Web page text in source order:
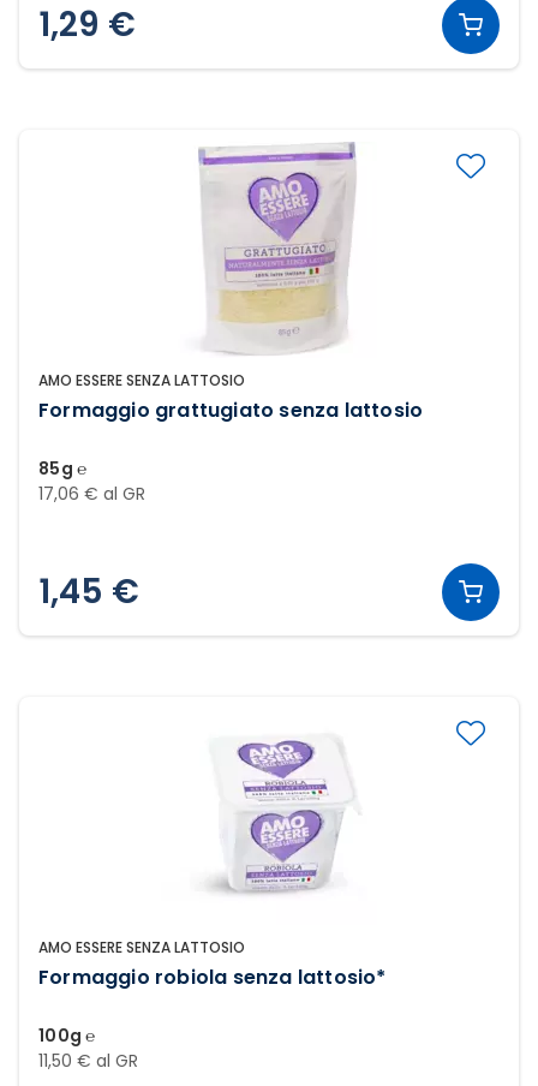
1,29 €
AMO ESSERE SENZA LATTOSIO
Formaggio grattugiato senza lattosio
85g ℮
17,06 € al GR
1,45 €
AMO ESSERE SENZA LATTOSIO
Formaggio robiola senza lattosio*
100g ℮
11,50 € al GR